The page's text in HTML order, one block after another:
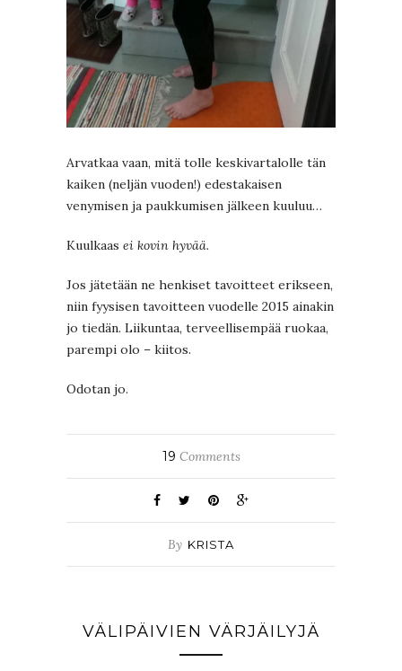
Arvatkaa vaan, mitä tolle keskivartalolle tän
kaiken (neljän vuoden!) edestakaisen
venymisen ja paukkumisen jälkeen kuuluu…
Kuulkaas ei kovin hyvää.
Jos jätetään ne henkiset tavoitteet erikseen,
niin fyysisen tavoitteen vuodelle 2015 ainakin
jo tiedän. Liikuntaa, terveellisempää ruokaa,
parempi olo – kiitos.
Odotan jo.
19 Comments
By KRISTA
VÄLIPÄIVIEN VÄRJÄILYJÄ